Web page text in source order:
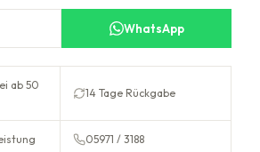
WhatsApp
ab 50
14 Tage Rückgabe
05971 / 3188